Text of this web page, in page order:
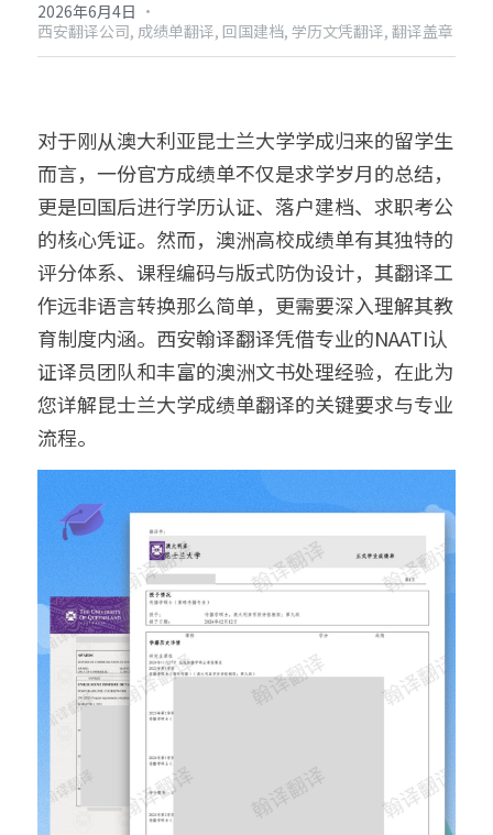
出生证结婚证
病历处方笺
在职证明与工作证明翻译
商务合同公司章程
医学病历翻译案例
企业商务与出海指南
口译同传指南
翻译盖章与交付指南
日语翻译韩语翻译
泰语老挝语等小语种
城市服务
西安翻译服务
重庆翻译服务
深圳翻译服务
合作客户
2026年6月4日 ·
西安翻译公司, 成绩单翻译, 回国建档, 学历文凭翻译, 翻译盖章
对于刚从澳大利亚昆士兰大学学成归来的留学生
而言，一份官方成绩单不仅是求学岁月的总结，
更是回国后进行学历认证、落户建档、求职考公
的核心凭证。然而，澳洲高校成绩单有其独特的
评分体系、课程编码与版式防伪设计，其翻译工
作远非语言转换那么简单，更需要深入理解其教
育制度内涵。西安翰译翻译凭借专业的NAATI认
证译员团队和丰富的澳洲文书处理经验，在此为
您详解昆士兰大学成绩单翻译的关键要求与专业
流程。